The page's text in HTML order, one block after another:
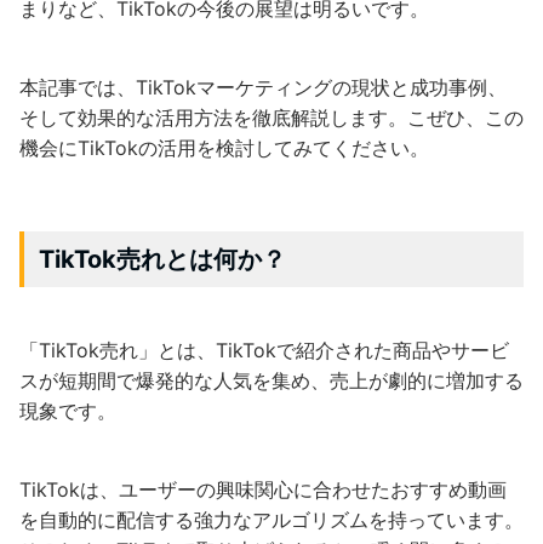
まりなど、TikTokの今後の展望は明るいです。
本記事では、TikTokマーケティングの現状と成功事例、
そして効果的な活用方法を徹底解説します。こぜひ、この
機会にTikTokの活用を検討してみてください。
TikTok売れとは何か？
「TikTok売れ」とは、TikTokで紹介された商品やサービ
スが短期間で爆発的な人気を集め、売上が劇的に増加する
現象です。
TikTokは、ユーザーの興味関心に合わせたおすすめ動画
を自動的に配信する強力なアルゴリズムを持っています。